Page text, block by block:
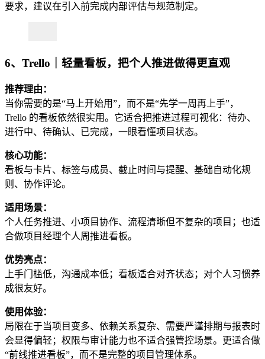
要求，建议在引入前完成内部评估与规范制定。
6、Trello｜轻量看板，把个人推进做得更直观
推荐理由：
当你需要的是“马上开始用”，而不是“先学一周再上手”，
Trello 的看板依然很实用。它适合把推进过程可视化：待办、
进行中、待确认、已完成，一眼看懂项目状态。
核心功能：
看板与卡片、标签与成员、截止时间与提醒、基础自动化规
则、协作评论。
适用场景：
个人任务推进、小项目协作、流程清晰但不复杂的项目；也适
合做项目经理个人周推进看板。
优势亮点：
上手门槛低，沟通成本低；看板适合对齐状态；对个人习惯养
成很友好。
使用体验：
局限在于当项目变多、依赖关系复杂、需要严谨排期与报表时
会显得偏轻；权限与审计能力也不适合强管控场景。更适合做
“前线推进看板”，而不是完整的项目管理体系。